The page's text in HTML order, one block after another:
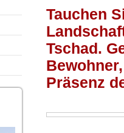
Tauchen
Tschad.
Präsenz